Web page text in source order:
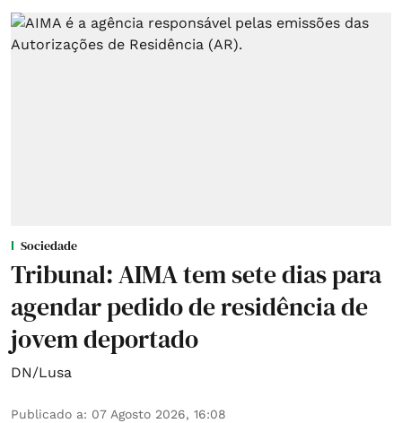
Sociedade
Tribunal: AIMA tem sete dias para
agendar pedido de residência de
jovem deportado
DN/Lusa
Publicado a: 07 Agosto 2026, 16:08